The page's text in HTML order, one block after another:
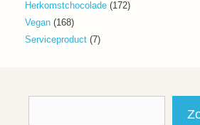
Herkomstchocolade 172172
Vegan 168168
producten
Serviceproduct 77